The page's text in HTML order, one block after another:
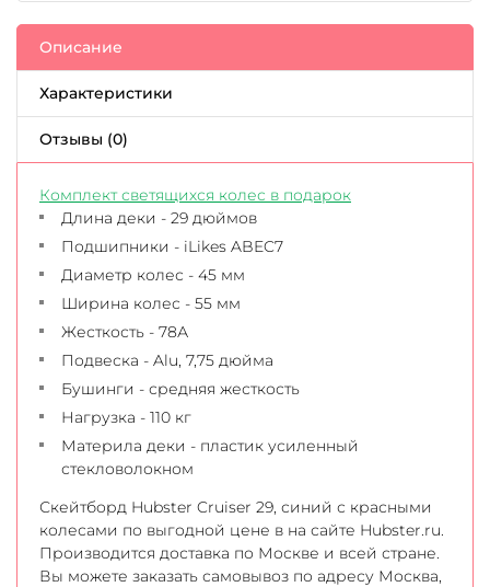
Описание
Характеристики
Отзывы (0)
Комплект светящихся колес в подарок
Длина деки - 29 дюймов
Подшипники - iLikes ABEC7
Диаметр колес - 45 мм
Ширина колес - 55 мм
Жесткость - 78А
Подвеска - Alu, 7,75 дюйма
Бушинги - средняя жесткость
Нагрузка - 110 кг
Материла деки - пластик усиленный
стекловолокном
Скейтборд Hubster Cruiser 29, синий с красными
колесами по выгодной цене в на сайте Hubster.ru.
Производится доставка по Москве и всей стране.
Вы можете заказать самовывоз по адресу Москва,